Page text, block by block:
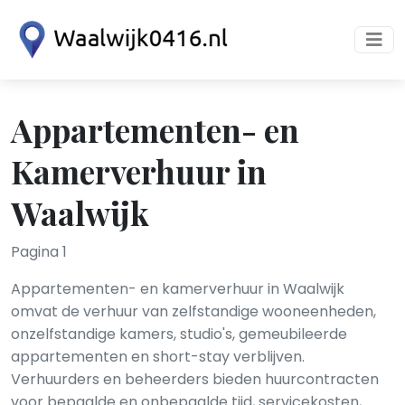
Appartementen- en
Kamerverhuur in
Waalwijk
Pagina 1
Appartementen- en kamerverhuur in Waalwijk
omvat de verhuur van zelfstandige wooneenheden,
onzelfstandige kamers, studio's, gemeubileerde
appartementen en short-stay verblijven.
Verhuurders en beheerders bieden huurcontracten